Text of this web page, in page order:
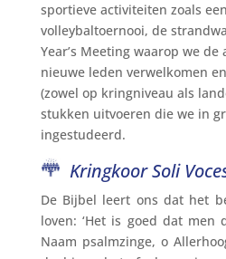
sportieve activiteiten zoals
volleybaltoernooi, de
Year’s Meeting waarop we
nieuwe leden verwelkomen
(zowel op kringniveau als
stukken uitvoeren die we in
ingestudeerd.
Kringkoor Soli
De Bijbel leert ons dat het
loven: ‘Het is goed dat men
Naam psalmzinge, o